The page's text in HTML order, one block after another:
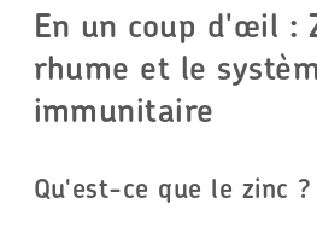
En un coup d'œil :
rhume et le
immunitaire
Qu'est-ce que le zinc ?